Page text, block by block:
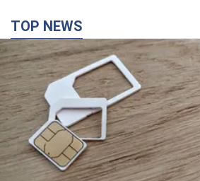
TOP NEWS